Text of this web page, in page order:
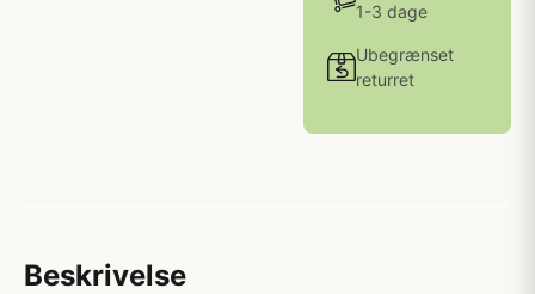
1-3 dage
Ubegrænset
returret
Beskrivelse